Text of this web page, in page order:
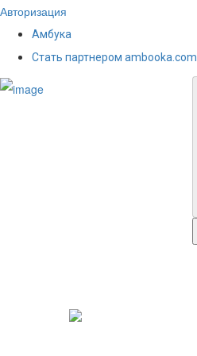
Авторизация
Амбука
Стать партнером ambooka.com